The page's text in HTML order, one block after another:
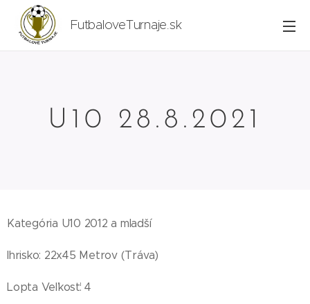
FutbaloveTurnaje.sk
U10 28.8.2021
Kategória U10 2012 a mladší
Ihrisko: 22x45 Metrov (Tráva)
Lopta Veľkosť: 4